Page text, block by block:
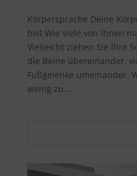
Körpersprache Deine
bist Wie viele von Ihnen
Vielleicht ziehen Sie Ihre
die Beine übereinander,
Fußgelenke umeinander.
wenig zu...